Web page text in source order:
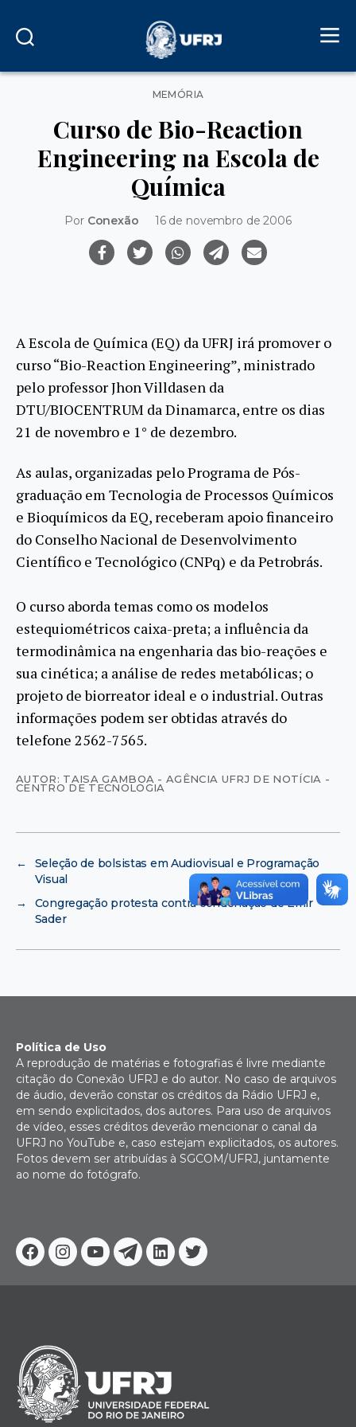
Categorias
MEMÓRIA
Curso de Bio-Reaction
Engineering na Escola de
Química
Por Conexão 16 de novembro de 2006
A Escola de Química (EQ) da UFRJ irá promover o
curso “Bio-Reaction Engineering”, ministrado
pelo professor Jhon Villdasen da
DTU/BIOCENTRUM da Dinamarca, entre os dias
21 de novembro e 1° de dezembro.
As aulas, organizadas pelo Programa de Pós-
graduação em Tecnologia de Processos Químicos
e Bioquímicos da EQ, receberam apoio financeiro
do Conselho Nacional de Desenvolvimento
Científico e Tecnológico (CNPq) e da Petrobrás.
O curso aborda temas como os modelos
estequiométricos caixa-preta; a influência da
termodinâmica na engenharia das bio-reações e
sua cinética; a análise de redes metabólicas; o
projeto de biorreator ideal e o industrial. Outras
informações podem ser obtidas através do
telefone 2562-7565.
AUTOR: TAISA GAMBOA - AGÊNCIA UFRJ DE NOTÍCIA -
CENTRO DE TECNOLOGIA
←
Seleção de bolsistas em Audiovisual e Programação
Visual
→
Congregação protesta contra condenação de Emir
Sader
Facebook
Instagram
YoutubeTelegram
Linkedin
Twitter
Política de Uso
A reprodução de matérias e fotografias é livre mediante
citação do Conexão UFRJ e do autor. No caso de arquivos
de áudio, deverão constar os créditos da Rádio UFRJ e,
em sendo explicitados, dos autores. Para uso de arquivos
de vídeo, esses créditos deverão mencionar o canal da
UFRJ no YouTube e, caso estejam explicitados, os autores.
Fotos devem ser atribuídas à SGCOM/UFRJ, juntamente
ao nome do fotógrafo.